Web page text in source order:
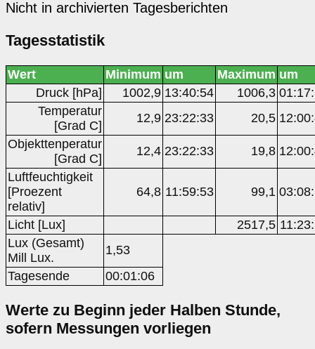
Nicht in archivierten Tagesberichten
Tagesstatistik
Wert Minimum um Maximum um
Druck [hPa]
1002,9 13:40:54 1006,3
Temperatur
[Grad C]
12,9 23:22:33 20,5
Objekttenperatur
[Grad C]
12,4 23:22:33 19,8
Luftfeuchtigkeit
[Proezent
relativ]
64,8 11:59:53 99,1
Licht [Lux] 2517,5
Lux (Gesamt)
Mill Lux.
1,53
Tagesende
00:01:06
Werte zu Beginn jeder Halben Stunde,
sofern Messungen vorliegen